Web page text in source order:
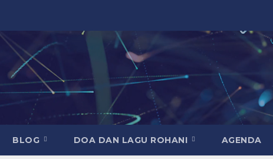
BLOG DOA DAN LAGU ROHANI AGENDA